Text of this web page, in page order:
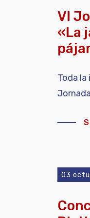
VI
«La
Toda
03